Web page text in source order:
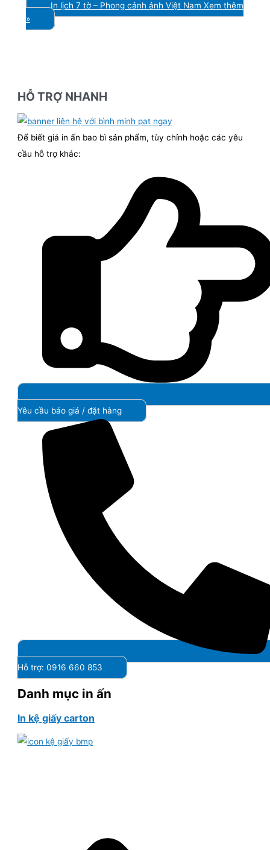
In lịch 7 tờ – Phong cảnh ảnh Việt Nam Xem thêm
»
HỖ TRỢ NHANH
Để biết giá in ấn bao bì sản phẩm, tùy chỉnh hoặc các yêu
cầu hỗ trợ khác:
Yêu cầu báo giá / đặt hàng
Hỗ trợ: 0916 660 853
Danh mục in ấn
In kệ giấy carton